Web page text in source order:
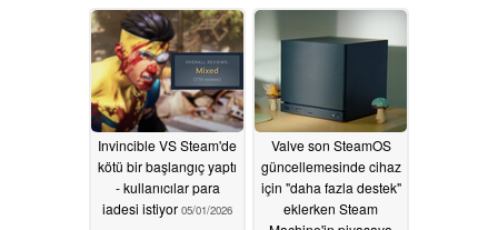
Invincible VS Steam'de
kötü bir başlangıç yaptı
- kullanıcılar para
iadesi istiyor 05/01/2026
Valve son SteamOS
güncellemesinde cihaz
için "daha fazla destek"
eklerken Steam